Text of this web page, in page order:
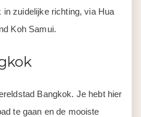
zuidelijke richting, via Hua
Koh Samui.
Bangkok. Je hebt hier
te gaan en de mooiste